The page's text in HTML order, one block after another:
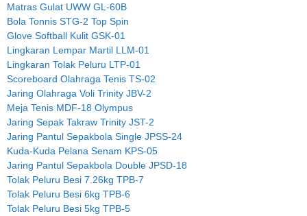
Matras Gulat UWW GL-60B
Bola Tonnis STG-2 Top Spin
Glove Softball Kulit GSK-01
Lingkaran Lempar Martil LLM-01
Lingkaran Tolak Peluru LTP-01
Scoreboard Olahraga Tenis TS-02
Jaring Olahraga Voli Trinity JBV-2
Meja Tenis MDF-18 Olympus
Jaring Sepak Takraw Trinity JST-2
Jaring Pantul Sepakbola Single JPSS-24
Kuda-Kuda Pelana Senam KPS-05
Jaring Pantul Sepakbola Double JPSD-18
Tolak Peluru Besi 7.26kg TPB-7
Tolak Peluru Besi 6kg TPB-6
Tolak Peluru Besi 5kg TPB-5